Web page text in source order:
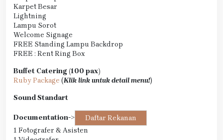
Karpet Besar
Lightning
Lampu Sorot
Welcome Signage
FREE Standing Lampu Backdrop
FREE : Rent Ring Box
Buffet Catering (100 pax)
Ruby Package (Klik link untuk detail menu!)
Sound Standart
Documentation->
Daftar Rekanan
1 Fotografer & Asisten